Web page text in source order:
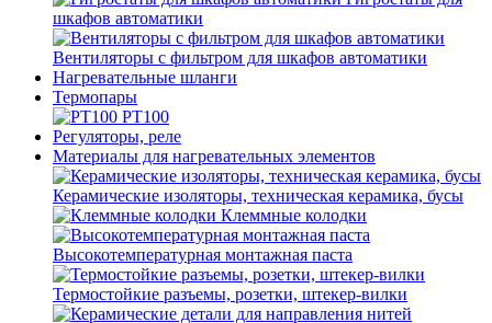
шкафов автоматики
Вентиляторы с фильтром для шкафов автоматики
Нагревательные шланги
Термопары
PT100
Регуляторы, реле
Материалы для нагревательных элементов
Керамические изоляторы, техническая керамика, бусы
Клеммные колодки
Высокотемпературная монтажная паста
Термостойкие разъемы, розетки, штекер-вилки